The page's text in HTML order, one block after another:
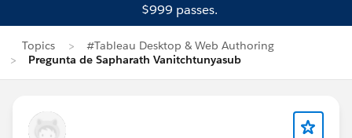
$999 passes.
Topics
#Tableau Desktop & Web Authoring
Pregunta de Sapharath Vanitchtunyasub